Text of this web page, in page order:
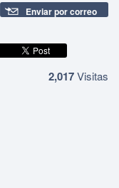
Enviar por correo
2,017Visitas